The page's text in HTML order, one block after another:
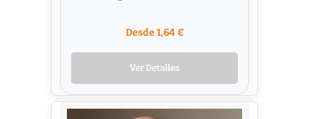
Desde 1,64 €
Ver Detalles